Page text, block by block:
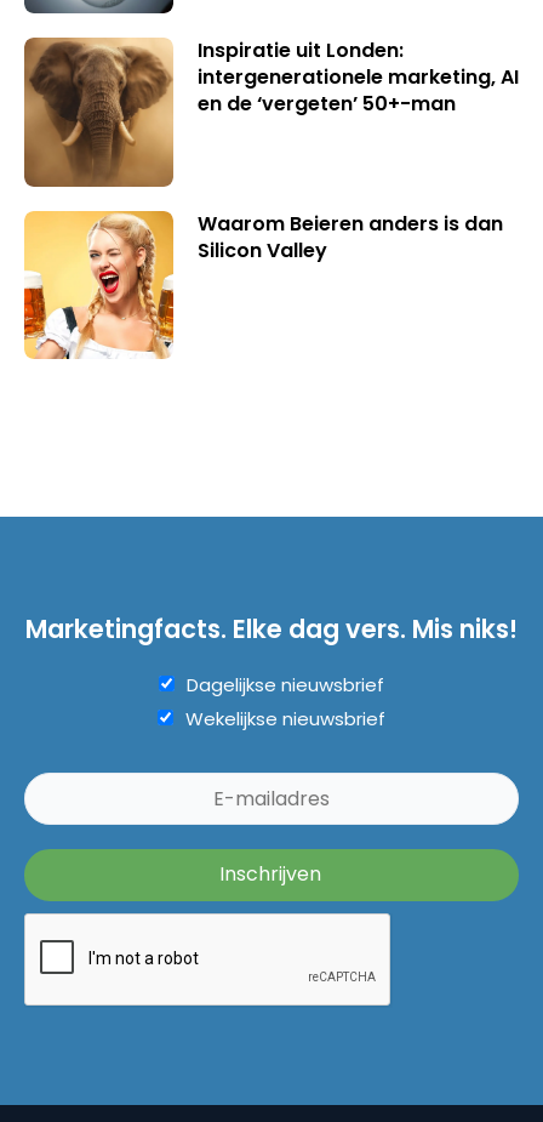
Inspiratie uit Londen:
intergenerationele marketing, AI
en de ‘vergeten’ 50+-man
Waarom Beieren anders is dan
Silicon Valley
Marketingfacts. Elke dag vers. Mis niks!
Dagelijkse nieuwsbrief
Wekelijkse nieuwsbrief